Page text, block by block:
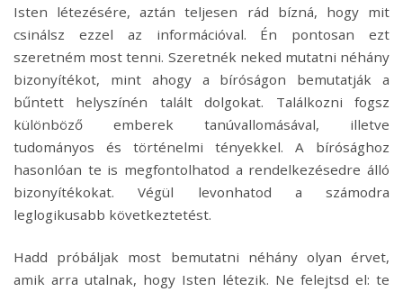
Isten létezésére, aztán teljesen rád bízná, hogy mit
csinálsz ezzel az információval. Én pontosan ezt
szeretném most tenni. Szeretnék neked mutatni néhány
bizonyítékot, mint ahogy a bíróságon bemutatják a
bűntett helyszínén talált dolgokat. Találkozni fogsz
különböző emberek tanúvallomásával, illetve
tudományos és történelmi tényekkel. A bírósághoz
hasonlóan te is megfontolhatod a rendelkezésedre álló
bizonyítékokat. Végül levonhatod a számodra
leglogikusabb következtetést.
Hadd próbáljak most bemutatni néhány olyan érvet,
amik arra utalnak, hogy Isten létezik. Ne felejtsd el: te